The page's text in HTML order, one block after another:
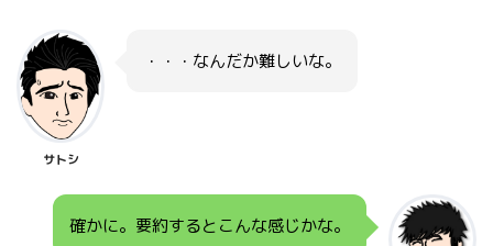
サトシ
・・・なんだか難しいな。
確かに。要約するとこんな感じかな。